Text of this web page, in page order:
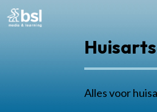
Alles voor